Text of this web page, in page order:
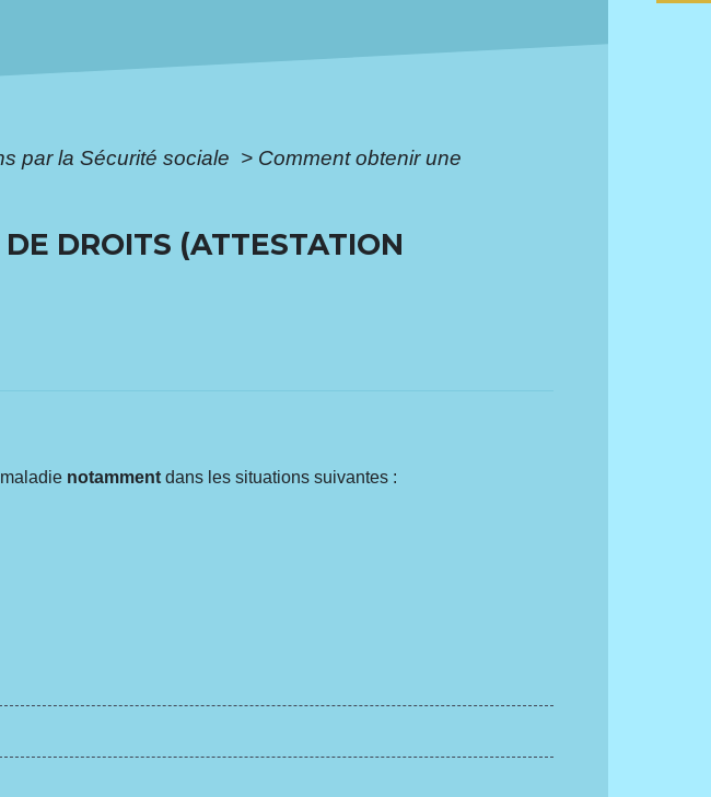
par la Sécurité sociale > Comment obtenir une
DROITS (ATTESTATION
notamment dans les situations suivantes :